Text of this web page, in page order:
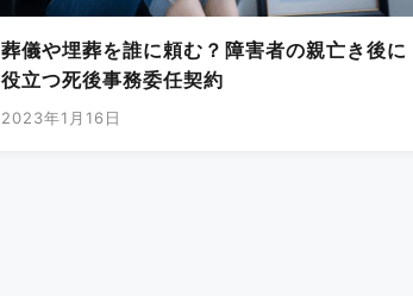
葬儀や埋葬を誰に頼む？障害者の親亡き後に
役立つ死後事務委任契約
2023年1月16日